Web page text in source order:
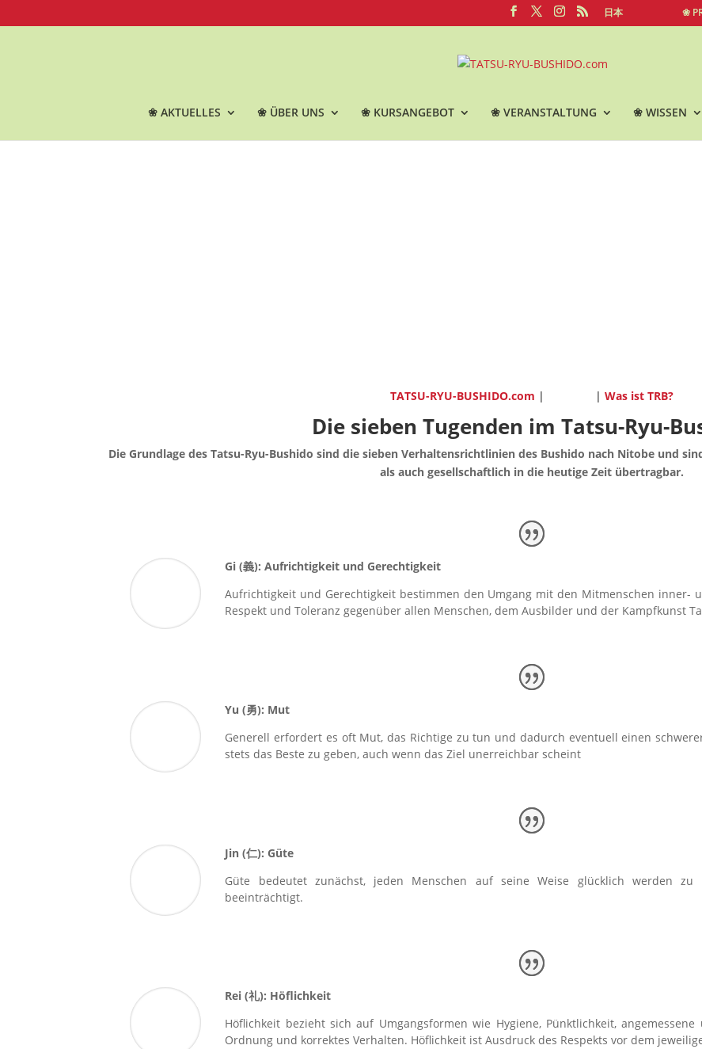
日本 ❀
❀ AKTUELLES ❀ ÜBER UNS ❀ KURSANGEBOT ❀ VERANSTALTUNG ❀ WISSEN
TATSU-RYU-BUSHIDO.com | | Was ist TRB?
Die sieben Tugenden im Tatsu-Ryu-
Die Grundlage des Tatsu-Ryu-Bushido sind die sieben Verhaltensrichtlinien des Bushido nach Nitobe und
als auch gesellschaftlich in die heutige Zeit übertragbar.
Gi (義): Aufrichtigkeit und Gerechtigkeit
Aufrichtigkeit und Gerechtigkeit bestimmen den Umgang mit den Mitmenschen inner-
Respekt und Toleranz gegenüber allen Menschen, dem Ausbilder und der Kampfkunst
Yu (勇): Mut
Generell erfordert es oft Mut, das Richtige zu tun und dadurch eventuell einen
stets das Beste zu geben, auch wenn das Ziel unerreichbar scheint
Jin (仁): Güte
Güte bedeutet zunächst, jeden Menschen auf seine Weise glücklich werden
beeinträchtigt.
Rei (礼): Höflichkeit
Höflichkeit bezieht sich auf Umgangsformen wie Hygiene, Pünktlichkeit,
Ordnung und korrektes Verhalten. Höflichkeit ist Ausdruck des Respekts vor dem